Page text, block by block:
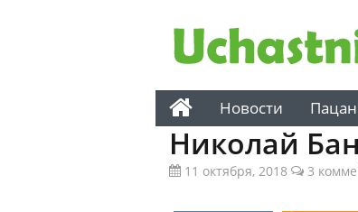
Новости
Николай
11 октября, 2018 3